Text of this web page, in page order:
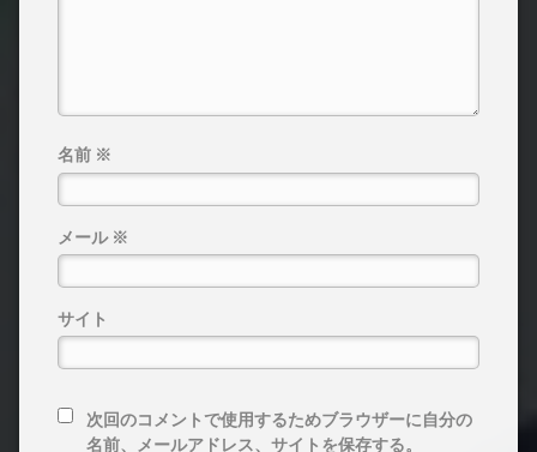
名前 ※
メール ※
サイト
次回のコメントで使用するためブラウザーに自分の
名前、メールアドレス、サイトを保存する。